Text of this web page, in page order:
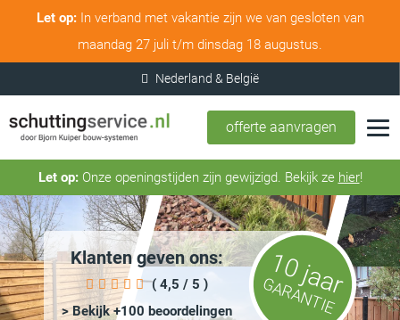
Let op:In verband met vakantie zijn we van gesloten van
maandag 27 juli t/m dinsdag 18 augustus.
offerte aanvragen
Let op:Onze openingstijden zijn gewijzigd. Bekijk ze hier!
Klanten geven ons:
( 4,5 / 5 )
> Bekijk +100 beoordelingen
10 jaar
GARANTIE